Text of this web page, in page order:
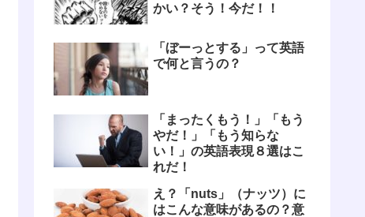
かい？そう！今だ！！
「ぼーっとする」って英語
で何と言うの？
「まったくもう！」「もう
やだ！」「もう知らな
い！」の英語表現８選はこ
れだ！
え？「nuts」（ナッツ）に
はこんな意味があるの？意